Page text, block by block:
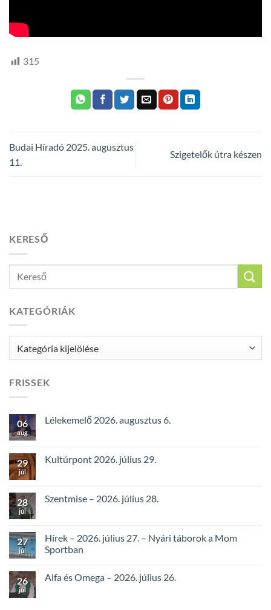
315
Budai Híradó 2025. augusztus
11.
Szigetelők útra készen
KERESŐ
KATEGÓRIÁK
FRISSEK
06
aug
Lélekemelő 2026. augusztus 6.
29
júl
Kultúrpont 2026. július 29.
28
júl
Szentmise – 2026. július 28.
27
júl
Hírek – 2026. július 27. – Nyári táborok a Mom
Sportban
26
júl
Alfa és Omega – 2026. július 26.